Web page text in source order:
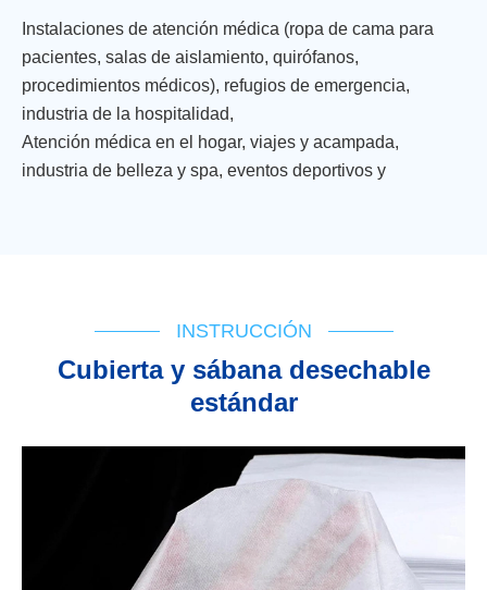
Instalaciones de atención médica (ropa de cama para
pacientes, salas de aislamiento, quirófanos,
procedimientos médicos), refugios de emergencia,
industria de la hospitalidad,
Atención médica en el hogar, viajes y acampada,
industria de belleza y spa, eventos deportivos y
INSTRUCCIÓN
Cubierta y sábana desechable
estándar